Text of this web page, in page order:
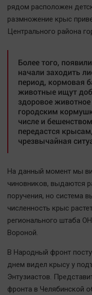
Гороскоп
Дети
ЖКХ
Интервью
Качество жизни
Конкурс
Народная журналистика
Наука
Обсуждаем
Светская жизнь
Тенденции
Точка на карте
рядом расположен
размножение крыс
Центрального района
Более того,
начали заходить
период, кормовая
животные ищут
здоровое
городским
числе и
передастся
чрезвычайная
На данный момент мы
чиновников, выдаются
поручения, но система
численность крыс
регионального штаба
Вороной.
В Народный фронт
днем видел крысу у
Энтузиастов.
фронта в Челябинской